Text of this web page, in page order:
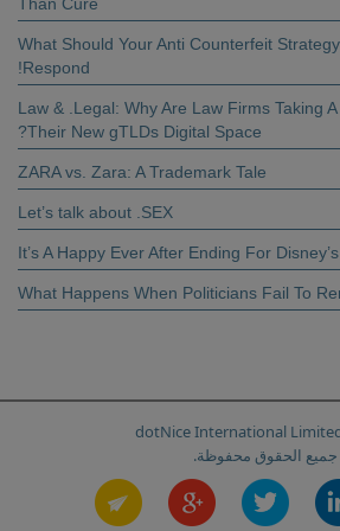
Privacy Policy
What Should Your Anti Counterfeit
Respond!
.Law & .Legal: Why Are Law Firms Taking
Their New gTLDs Digital Space?
ZARA vs. Zara: A Trademark Tale
Let’s talk about .SEX
It’s A Happy Ever After Ending For
What Happens When Politicians Fail To
جميع الحقوق محفوظة.